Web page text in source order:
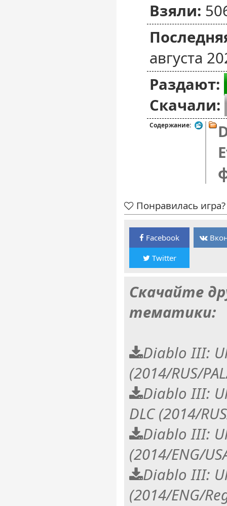
Взяли:
августа
Раздают:
Скачали:
Содержание:
Понравилась
Facebook
Twitter
Скачайте
тематики:
Diablo III:
(2014/RUS/
Diablo III:
DLC (2014/
Diablo III:
(2014/ENG/
Diablo III:
(2014/ENG/